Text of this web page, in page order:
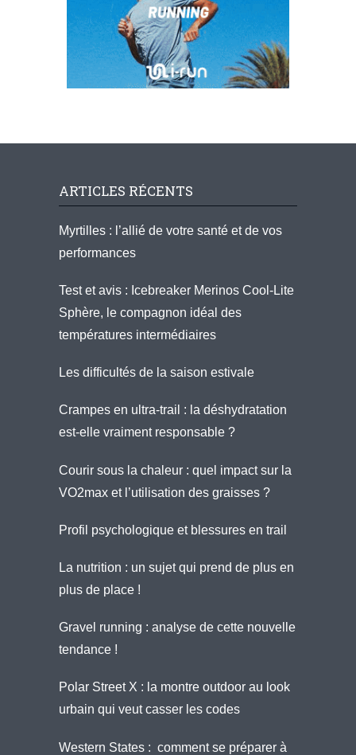
ARTICLES RÉCENTS
Myrtilles : l’allié de votre santé et de vos
performances
Test et avis : Icebreaker Merinos Cool-Lite
Sphère, le compagnon idéal des
températures intermédiaires
Les difficultés de la saison estivale
Crampes en ultra-trail : la déshydratation
est-elle vraiment responsable ?
Courir sous la chaleur : quel impact sur la
VO2max et l’utilisation des graisses ?
Profil psychologique et blessures en trail
La nutrition : un sujet qui prend de plus en
plus de place !
Gravel running : analyse de cette nouvelle
tendance !
Polar Street X : la montre outdoor au look
urbain qui veut casser les codes
Western States : comment se préparer à